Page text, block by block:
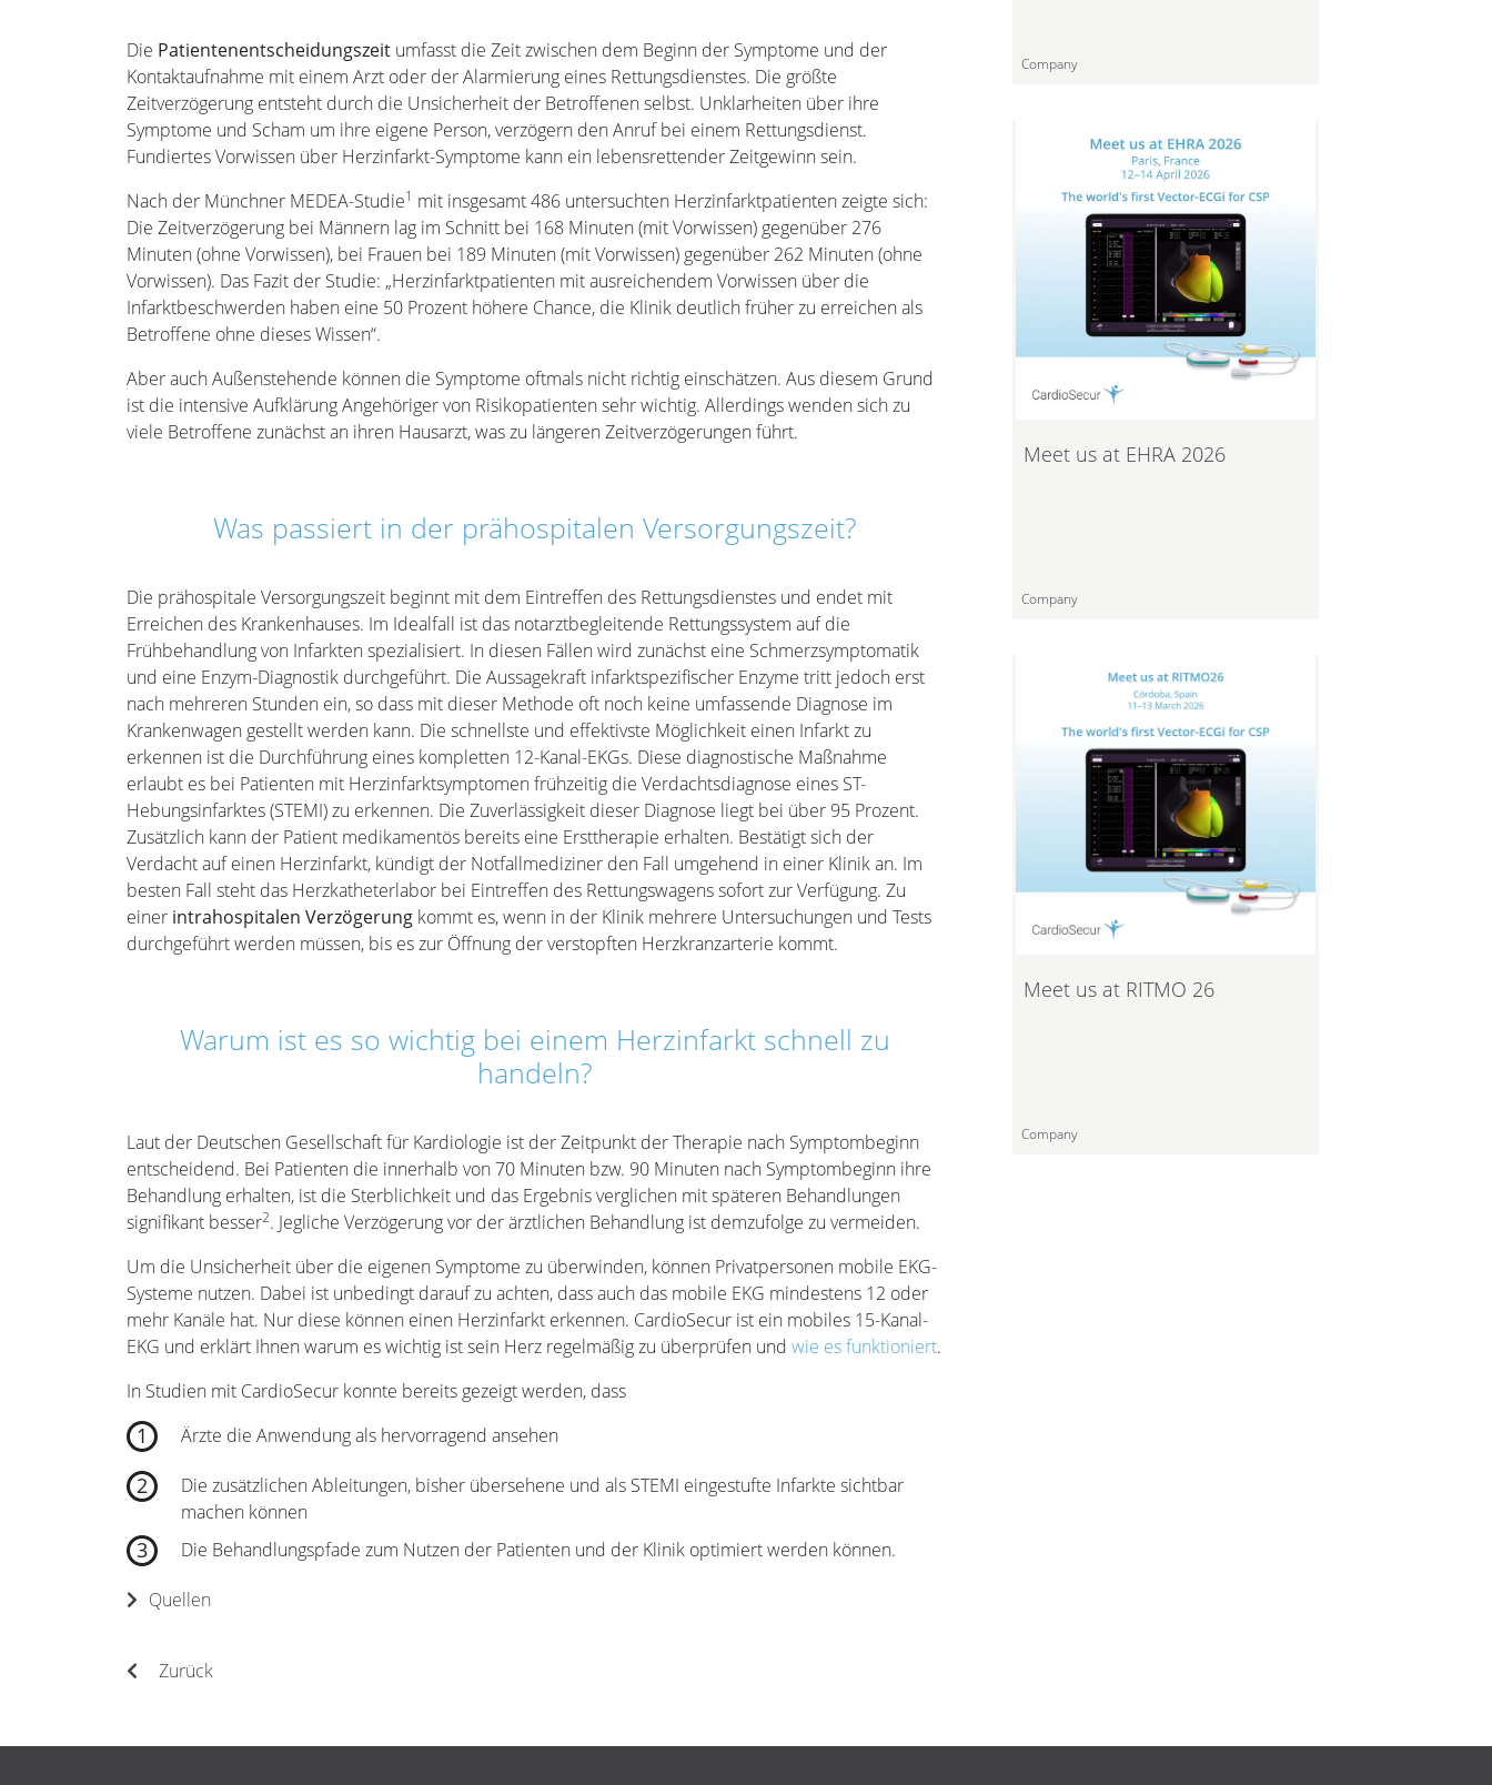
Die Patientenentscheidungszeit umfasst die Zeit zwischen dem Beginn der Symptome und der
Kontaktaufnahme mit einem Arzt oder der Alarmierung eines Rettungsdienstes. Die größte
Zeitverzögerung entsteht durch die Unsicherheit der Betroffenen selbst. Unklarheiten über ihre
Symptome und Scham um ihre eigene Person, verzögern den Anruf bei einem Rettungsdienst.
Fundiertes Vorwissen über Herzinfarkt-Symptome kann ein lebensrettender Zeitgewinn sein.
Nach der Münchner MEDEA-Studie1 mit insgesamt 486 untersuchten Herzinfarktpatienten zeigte sich:
Die Zeitverzögerung bei Männern lag im Schnitt bei 168 Minuten (mit Vorwissen) gegenüber 276
Minuten (ohne Vorwissen), bei Frauen bei 189 Minuten (mit Vorwissen) gegenüber 262 Minuten (ohne
Vorwissen). Das Fazit der Studie: „Herzinfarktpatienten mit ausreichendem Vorwissen über die
Infarktbeschwerden haben eine 50 Prozent höhere Chance, die Klinik deutlich früher zu erreichen als
Betroffene ohne dieses Wissen“.
Aber auch Außenstehende können die Symptome oftmals nicht richtig einschätzen. Aus diesem Grund
ist die intensive Aufklärung Angehöriger von Risikopatienten sehr wichtig. Allerdings wenden sich zu
viele Betroffene zunächst an ihren Hausarzt, was zu längeren Zeitverzögerungen führt.
Was passiert in der prähospitalen Versorgungszeit?
Die prähospitale Versorgungszeit beginnt mit dem Eintreffen des Rettungsdienstes und endet mit
Erreichen des Krankenhauses. Im Idealfall ist das notarztbegleitende Rettungssystem auf die
Frühbehandlung von Infarkten spezialisiert. In diesen Fällen wird zunächst eine Schmerzsymptomatik
und eine Enzym-Diagnostik durchgeführt. Die Aussagekraft infarktspezifischer Enzyme tritt jedoch erst
nach mehreren Stunden ein, so dass mit dieser Methode oft noch keine umfassende Diagnose im
Krankenwagen gestellt werden kann. Die schnellste und effektivste Möglichkeit einen Infarkt zu
erkennen ist die Durchführung eines kompletten 12-Kanal-EKGs. Diese diagnostische Maßnahme
erlaubt es bei Patienten mit Herzinfarktsymptomen frühzeitig die Verdachtsdiagnose eines ST-
Hebungsinfarktes (STEMI) zu erkennen. Die Zuverlässigkeit dieser Diagnose liegt bei über 95 Prozent.
Zusätzlich kann der Patient medikamentös bereits eine Ersttherapie erhalten. Bestätigt sich der
Verdacht auf einen Herzinfarkt, kündigt der Notfallmediziner den Fall umgehend in einer Klinik an. Im
besten Fall steht das Herzkatheterlabor bei Eintreffen des Rettungswagens sofort zur Verfügung. Zu
einer intrahospitalen Verzögerung kommt es, wenn in der Klinik mehrere Untersuchungen und Tests
durchgeführt werden müssen, bis es zur Öffnung der verstopften Herzkranzarterie kommt.
Warum ist es so wichtig bei einem Herzinfarkt schnell zu
handeln?
Laut der Deutschen Gesellschaft für Kardiologie ist der Zeitpunkt der Therapie nach Symptombeginn
entscheidend. Bei Patienten die innerhalb von 70 Minuten bzw. 90 Minuten nach Symptombeginn ihre
Behandlung erhalten, ist die Sterblichkeit und das Ergebnis verglichen mit späteren Behandlungen
signifikant besser2. Jegliche Verzögerung vor der ärztlichen Behandlung ist demzufolge zu vermeiden.
Um die Unsicherheit über die eigenen Symptome zu überwinden, können Privatpersonen mobile EKG-
Systeme nutzen. Dabei ist unbedingt darauf zu achten, dass auch das mobile EKG mindestens 12 oder
mehr Kanäle hat. Nur diese können einen Herzinfarkt erkennen. CardioSecur ist ein mobiles 15-Kanal-
EKG und erklärt Ihnen warum es wichtig ist sein Herz regelmäßig zu überprüfen und wie es funktioniert.
In Studien mit CardioSecur konnte bereits gezeigt werden, dass
Ärzte die Anwendung als hervorragend ansehen
Die zusätzlichen Ableitungen, bisher übersehene und als STEMI eingestufte Infarkte sichtbar
machen können
Die Behandlungspfade zum Nutzen der Patienten und der Klinik optimiert werden können.
Quellen
Zurück
Company
Meet us at EHRA 2026
Company
Meet us at RITMO 26
Company